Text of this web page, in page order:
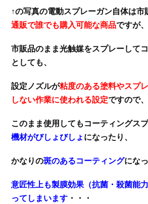
↑の写真の電動スプレーガン自体は市
通販で誰でも購入可能な商品ですが、
市販品のまま光触媒をスプレーして
としても、
設定ノズルが粘度のある塗料やスプ
しない作業に使われる設定ですので、
このまま使用してもコーティングス
機材がびしょびしょ になったり、
かなりの斑のあるコーティングにな
意匠性上も製膜効果（抗菌・殺菌能
ってしまいます ・・・